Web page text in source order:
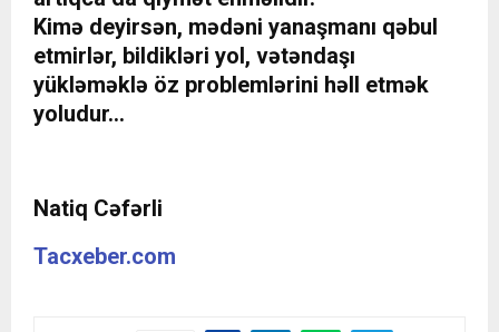
Kimə deyirsən, mədəni yanaşmanı qəbul
etmirlər, bildikləri yol, vətəndaşı
yükləməklə öz problemlərini həll etmək
yoludur…
Natiq Cəfərli
Tacxeber.com